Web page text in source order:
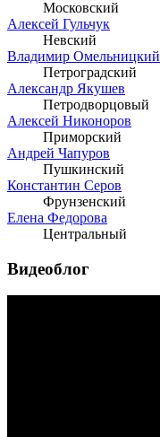
Московский
Алексей Гульчук
Невский
Владимир Омельницкий
Петроградский
Александр Якушев
Петродворцовый
Алексей Никоноров
Приморский
Андрей Чапуров
Пушкинский
Константин Серов
Фрунзенский
Елена Федорова
Центральный
Видеоблог